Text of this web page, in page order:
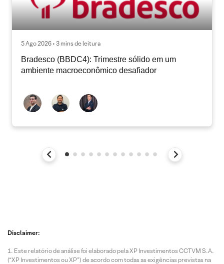
5 Ago 2026 • 3 mins de leitura
Bradesco (BBDC4): Trimestre sólido em um
ambiente macroeconômico desafiador
Disclaimer:
Este relatório de análise foi elaborado pela XP Investimentos CCTVM S.A.
(“XP Investimentos ou XP”) de acordo com todas as exigências previstas na